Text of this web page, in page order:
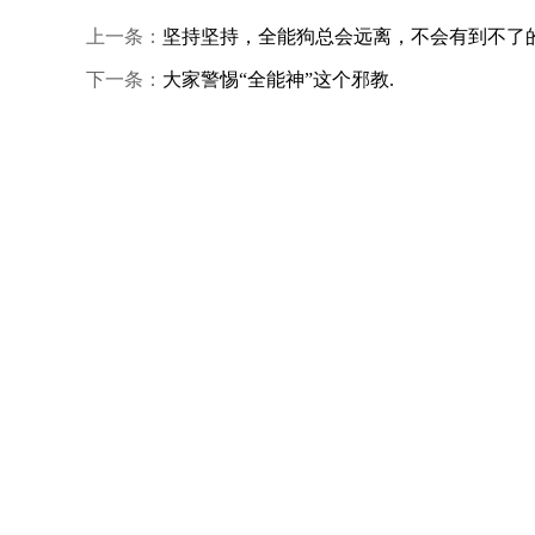
上一条： 坚持坚持，全能狗总会远离，不会有到不了
下一条： 大家警惕“全能神”这个邪教.